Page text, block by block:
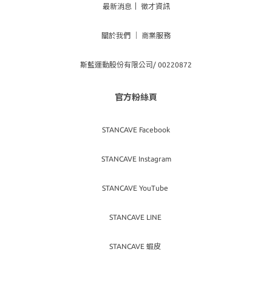
最新消息 徵才資訊
關於我們 商業服務
斯藍運動股份有限公司/ 00220872
官方粉絲頁
STANCAVE Facebook
STANCAVE Instagram
STANCAVE YouTube
STANCAVE LINE
STANCAVE 蝦皮